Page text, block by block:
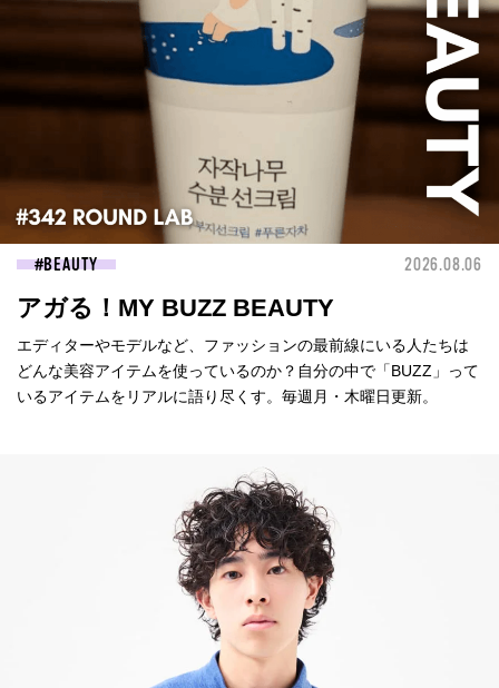
BEAUTY 2026.08.06
アガる！MY BUZZ BEAUTY
エディターやモデルなど、ファッションの最前線にいる人たちは
どんな美容アイテムを使っているのか？自分の中で「BUZZ」って
いるアイテムをリアルに語り尽くす。毎週月・木曜日更新。